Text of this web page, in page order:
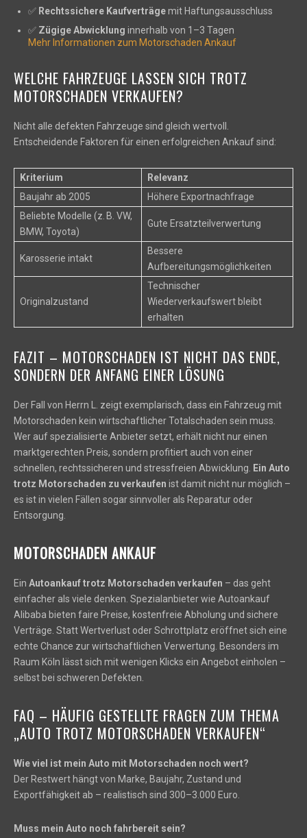
✅ Rechtssichere Kaufverträgemit Haftungsausschluss
✅ Zügige Abwicklung innerhalb von 1–3 Tagen
Mehr Informationen zum Motorschaden Ankauf
WELCHE FAHRZEUGE LASSEN SICH TROTZ
MOTORSCHADEN VERKAUFEN?
Nicht alle defekten Fahrzeuge sind gleich wertvoll.
Entscheidende Faktoren für einen erfolgreichen Ankauf sind:
Kriterium
Relevanz
Baujahr ab 2005
Höhere Exportnachfrage
Beliebte Modelle (z. B. VW,
BMW, Toyota)
Gute Ersatzteilverwertung
Karosserie intakt
Bessere
Aufbereitungsmöglichkeiten
Originalzustand
Technischer
Wiederverkaufswert bleibt
erhalten
FAZIT – MOTORSCHADEN IST NICHT DAS ENDE,
SONDERN DER ANFANG EINER LÖSUNG
Der Fall von Herrn L. zeigt exemplarisch, dass ein Fahrzeug mit
Motorschaden kein wirtschaftlicher Totalschaden sein muss.
Wer auf spezialisierte Anbieter setzt, erhält nicht nur einen
marktgerechten Preis, sondern profitiert auch von einer
schnellen, rechtssicheren und stressfreien Abwicklung.
Ein Auto
trotz Motorschaden zu verkaufen ist damit nicht nur möglich –
es ist in vielen Fällen sogar sinnvoller als Reparatur oder
Entsorgung.
MOTORSCHADEN ANKAUF
Ein Autoankauf trotz Motorschaden verkaufen – das geht
einfacher als viele denken. Spezialanbieter wie Autoankauf
Alibaba bieten faire Preise, kostenfreie Abholung und sichere
Verträge. Statt Wertverlust oder Schrottplatz eröffnet sich eine
echte Chance zur wirtschaftlichen Verwertung. Besonders im
Raum Köln lässt sich mit wenigen Klicks ein Angebot einholen –
selbst bei schweren Defekten.
FAQ – HÄUFIG GESTELLTE FRAGEN ZUM THEMA
„AUTO TROTZ MOTORSCHADEN VERKAUFEN“
Wie viel ist mein Auto mit Motorschaden noch wert?
Der Restwert hängt von Marke, Baujahr, Zustand und
Exportfähigkeit ab – realistisch sind 300–3.000 Euro.
Muss mein Auto noch fahrbereit sein?